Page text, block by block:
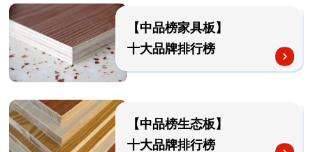
【中品榜家具板】
十大品牌排行榜
【中品榜生态板】
十大品牌排行榜